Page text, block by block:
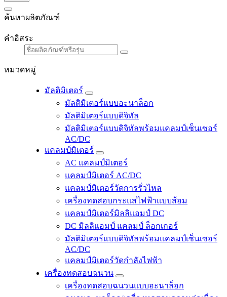
ค้นหาผลิตภัณฑ์
คำอิสระ
หมวดหมู่
มัลติมิเตอร์
มัลติมิเตอร์แบบอะนาล็อก
มัลติมิเตอร์แบบดิจิทัล
มัลติมิเตอร์แบบดิจิทัลพร้อมแคลมป์เซ็นเซอร์
AC/DC
แคลมป์มิเตอร์
AC แคลมป์มิเตอร์
แคลมป์มิเตอร์ AC/DC
แคลมป์มิเตอร์วัดการรั่วไหล
เครื่องทดสอบกระแสไฟฟ้าแบบส้อม
แคลมป์มิเตอร์มิลลิแอมป์ DC
DC มิลลิแอมป์ แคลมป์ ล็อกเกอร์
มัลติมิเตอร์แบบดิจิทัลพร้อมแคลมป์เซ็นเซอร์
AC/DC
แคลมป์มิเตอร์วัดกำลังไฟฟ้า
เครื่องทดสอบฉนวน
เครื่องทดสอบฉนวนแบบอะนาล็อก